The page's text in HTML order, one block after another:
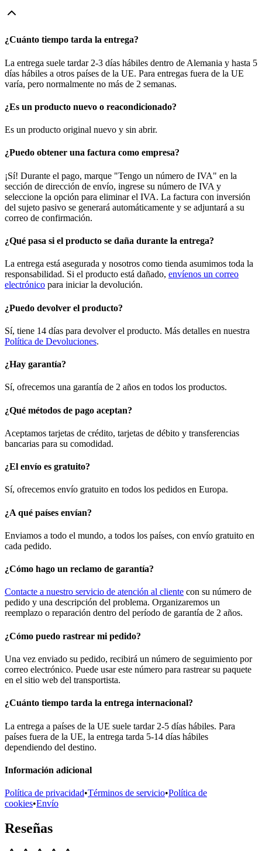
¿Cuánto tiempo tarda la entrega?
La entrega suele tardar 2-3 días hábiles dentro de Alemania y hasta 5
días hábiles a otros países de la UE. Para entregas fuera de la UE
varía, pero normalmente no más de 2 semanas.
¿Es un producto nuevo o reacondicionado?
Es un producto original nuevo y sin abrir.
¿Puedo obtener una factura como empresa?
¡Sí! Durante el pago, marque "Tengo un número de IVA" en la
sección de dirección de envío, ingrese su número de IVA y
seleccione la opción para eliminar el IVA. La factura con inversión
del sujeto pasivo se generará automáticamente y se adjuntará a su
correo de confirmación.
¿Qué pasa si el producto se daña durante la entrega?
La entrega está asegurada y nosotros como tienda asumimos toda la
responsabilidad. Si el producto está dañado, envíenos un correo
electrónico para iniciar la devolución.
¿Puedo devolver el producto?
Sí, tiene 14 días para devolver el producto. Más detalles en nuestra
Política de Devoluciones.
¿Hay garantía?
Sí, ofrecemos una garantía de 2 años en todos los productos.
¿Qué métodos de pago aceptan?
Aceptamos tarjetas de crédito, tarjetas de débito y transferencias
bancarias para su comodidad.
¿El envío es gratuito?
Sí, ofrecemos envío gratuito en todos los pedidos en Europa.
¿A qué países envían?
Enviamos a todo el mundo, a todos los países, con envío gratuito en
cada pedido.
¿Cómo hago un reclamo de garantía?
Contacte a nuestro servicio de atención al cliente con su número de
pedido y una descripción del problema. Organizaremos un
reemplazo o reparación dentro del período de garantía de 2 años.
¿Cómo puedo rastrear mi pedido?
Una vez enviado su pedido, recibirá un número de seguimiento por
correo electrónico. Puede usar este número para rastrear su paquete
en el sitio web del transportista.
¿Cuánto tiempo tarda la entrega internacional?
La entrega a países de la UE suele tardar 2-5 días hábiles. Para
países fuera de la UE, la entrega tarda 5-14 días hábiles
dependiendo del destino.
Información adicional
Política de privacidad•Términos de servicio•Política de
cookies•Envío
Reseñas